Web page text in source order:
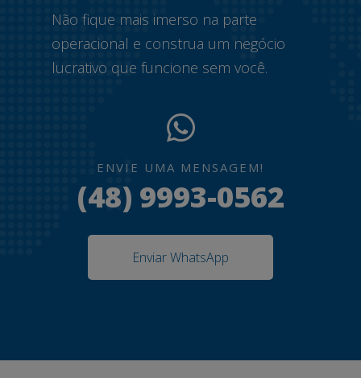
Não fique mais imerso na parte
operacional e construa um negócio
lucrativo que funcione sem você.
ENVIE UMA MENSAGEM!
(48) 9993-0562
Enviar WhatsApp